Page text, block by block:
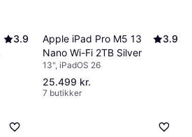
3.9
Apple iPad Pro M5 13
Nano Wi-Fi 2TB Silver
3.9
13", iPadOS 26
25.499 kr.
7 butikker